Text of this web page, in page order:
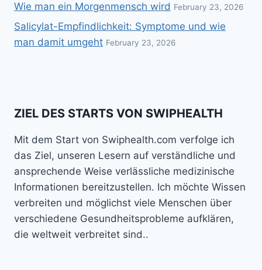
Wie man ein Morgenmensch wird February 23, 2026
Salicylat-Empfindlichkeit: Symptome und wie
man damit umgeht February 23, 2026
ZIEL DES STARTS VON SWIPHEALTH
Mit dem Start von Swiphealth.com verfolge ich
das Ziel, unseren Lesern auf verständliche und
ansprechende Weise verlässliche medizinische
Informationen bereitzustellen. Ich möchte Wissen
verbreiten und möglichst viele Menschen über
verschiedene Gesundheitsprobleme aufklären,
die weltweit verbreitet sind..